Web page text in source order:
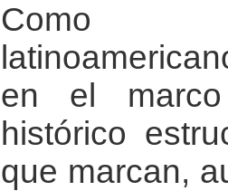
Como
en el marco
histórico
que marcan,